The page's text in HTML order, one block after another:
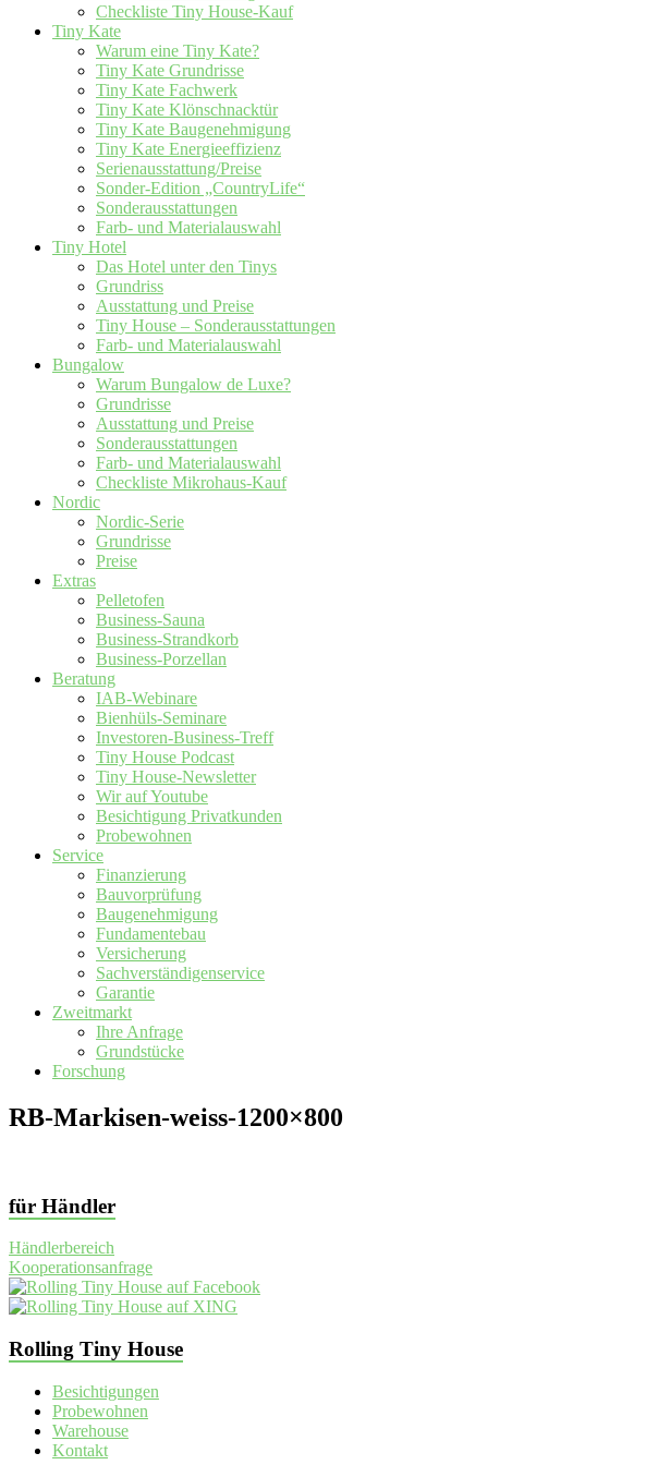
Checkliste Tiny House-Kauf
Tiny Kate
Warum eine Tiny Kate?
Tiny Kate Grundrisse
Tiny Kate Fachwerk
Tiny Kate Klönschnacktür
Tiny Kate Baugenehmigung
Tiny Kate Energieeffizienz
Serienausstattung/Preise
Sonder-Edition „CountryLife“
Sonderausstattungen
Farb- und Materialauswahl
Tiny Hotel
Das Hotel unter den Tinys
Grundriss
Ausstattung und Preise
Tiny House – Sonderausstattungen
Farb- und Materialauswahl
Bungalow
Warum Bungalow de Luxe?
Grundrisse
Ausstattung und Preise
Sonderausstattungen
Farb- und Materialauswahl
Checkliste Mikrohaus-Kauf
Nordic
Nordic-Serie
Grundrisse
Preise
Extras
Pelletofen
Business-Sauna
Business-Strandkorb
Business-Porzellan
Beratung
IAB-Webinare
Bienhüls-Seminare
Investoren-Business-Treff
Tiny House Podcast
Tiny House-Newsletter
Wir auf Youtube
Besichtigung Privatkunden
Probewohnen
Service
Finanzierung
Bauvorprüfung
Baugenehmigung
Fundamentebau
Versicherung
Sachverständigenservice
Garantie
Zweitmarkt
Ihre Anfrage
Grundstücke
Forschung
RB-Markisen-weiss-1200×800
für Händler
Händlerbereich
Kooperationsanfrage
Rolling Tiny House
Besichtigungen
Probewohnen
Warehouse
Kontakt